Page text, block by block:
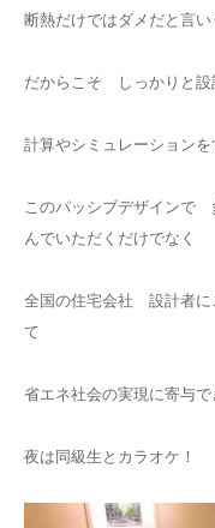
断熱だけではダメだと言
だからこそ しっかりと設
計算やシミュレーション
このパッシブデザインで
んでいただくだけでなく
全国の住宅会社 設計者に
て
省エネ社会の実現に寄与
夜は同級生とカラオケ！